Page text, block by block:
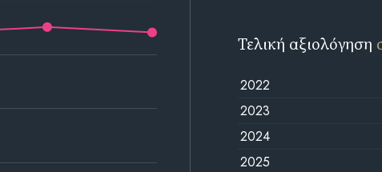
Τελική αξιολόγηση
2022
2023
2024
2025